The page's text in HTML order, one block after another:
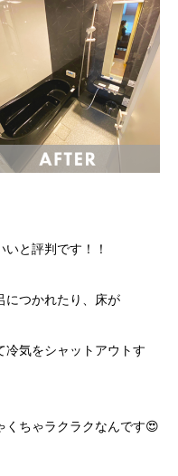
と評判です！！
につかれたり、床が
冷気をシャットアウトす
くちゃラクラクなんです😍